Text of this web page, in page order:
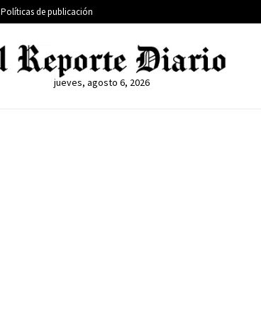
Políticas de publicación
jueves, agosto 6, 2026